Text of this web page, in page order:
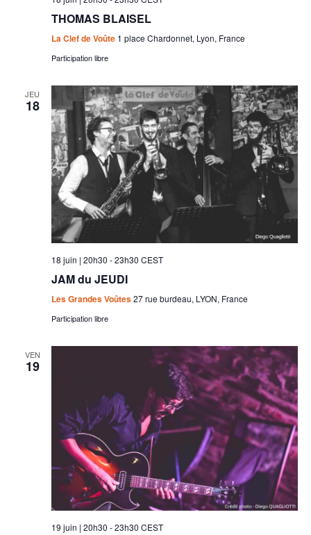
THOMAS BLAISEL
La Clef de Voûte 1 place Chardonnet, Lyon, France
Participation libre
JEU
18
18 juin | 20h30 -23h30 CEST
JAM du JEUDI
Les Grandes Voûtes27 rue burdeau, LYON, France
Participation libre
VEN
19
19 juin | 20h30 -23h30 CEST